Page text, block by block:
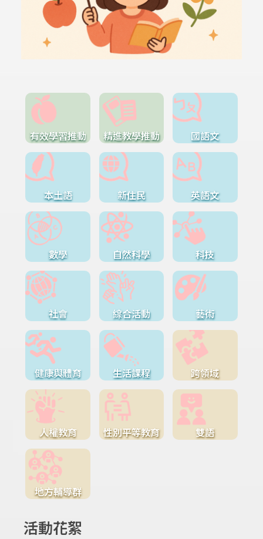
有效學習推動 精進教學推動 國語文
本土語 新住民 英語文
數學 自然科學 科技
社會 綜合活動 藝術
健康與體育 生活課程 跨領域
人權教育 性別平等教育 雙語
地方輔導群
活動花絮